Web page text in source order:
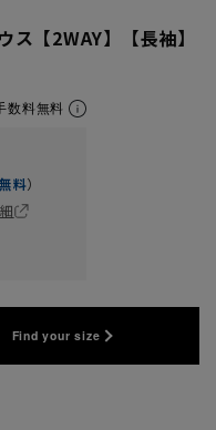
【2WAY】【長袖】
数料無料
無料）
Find your size